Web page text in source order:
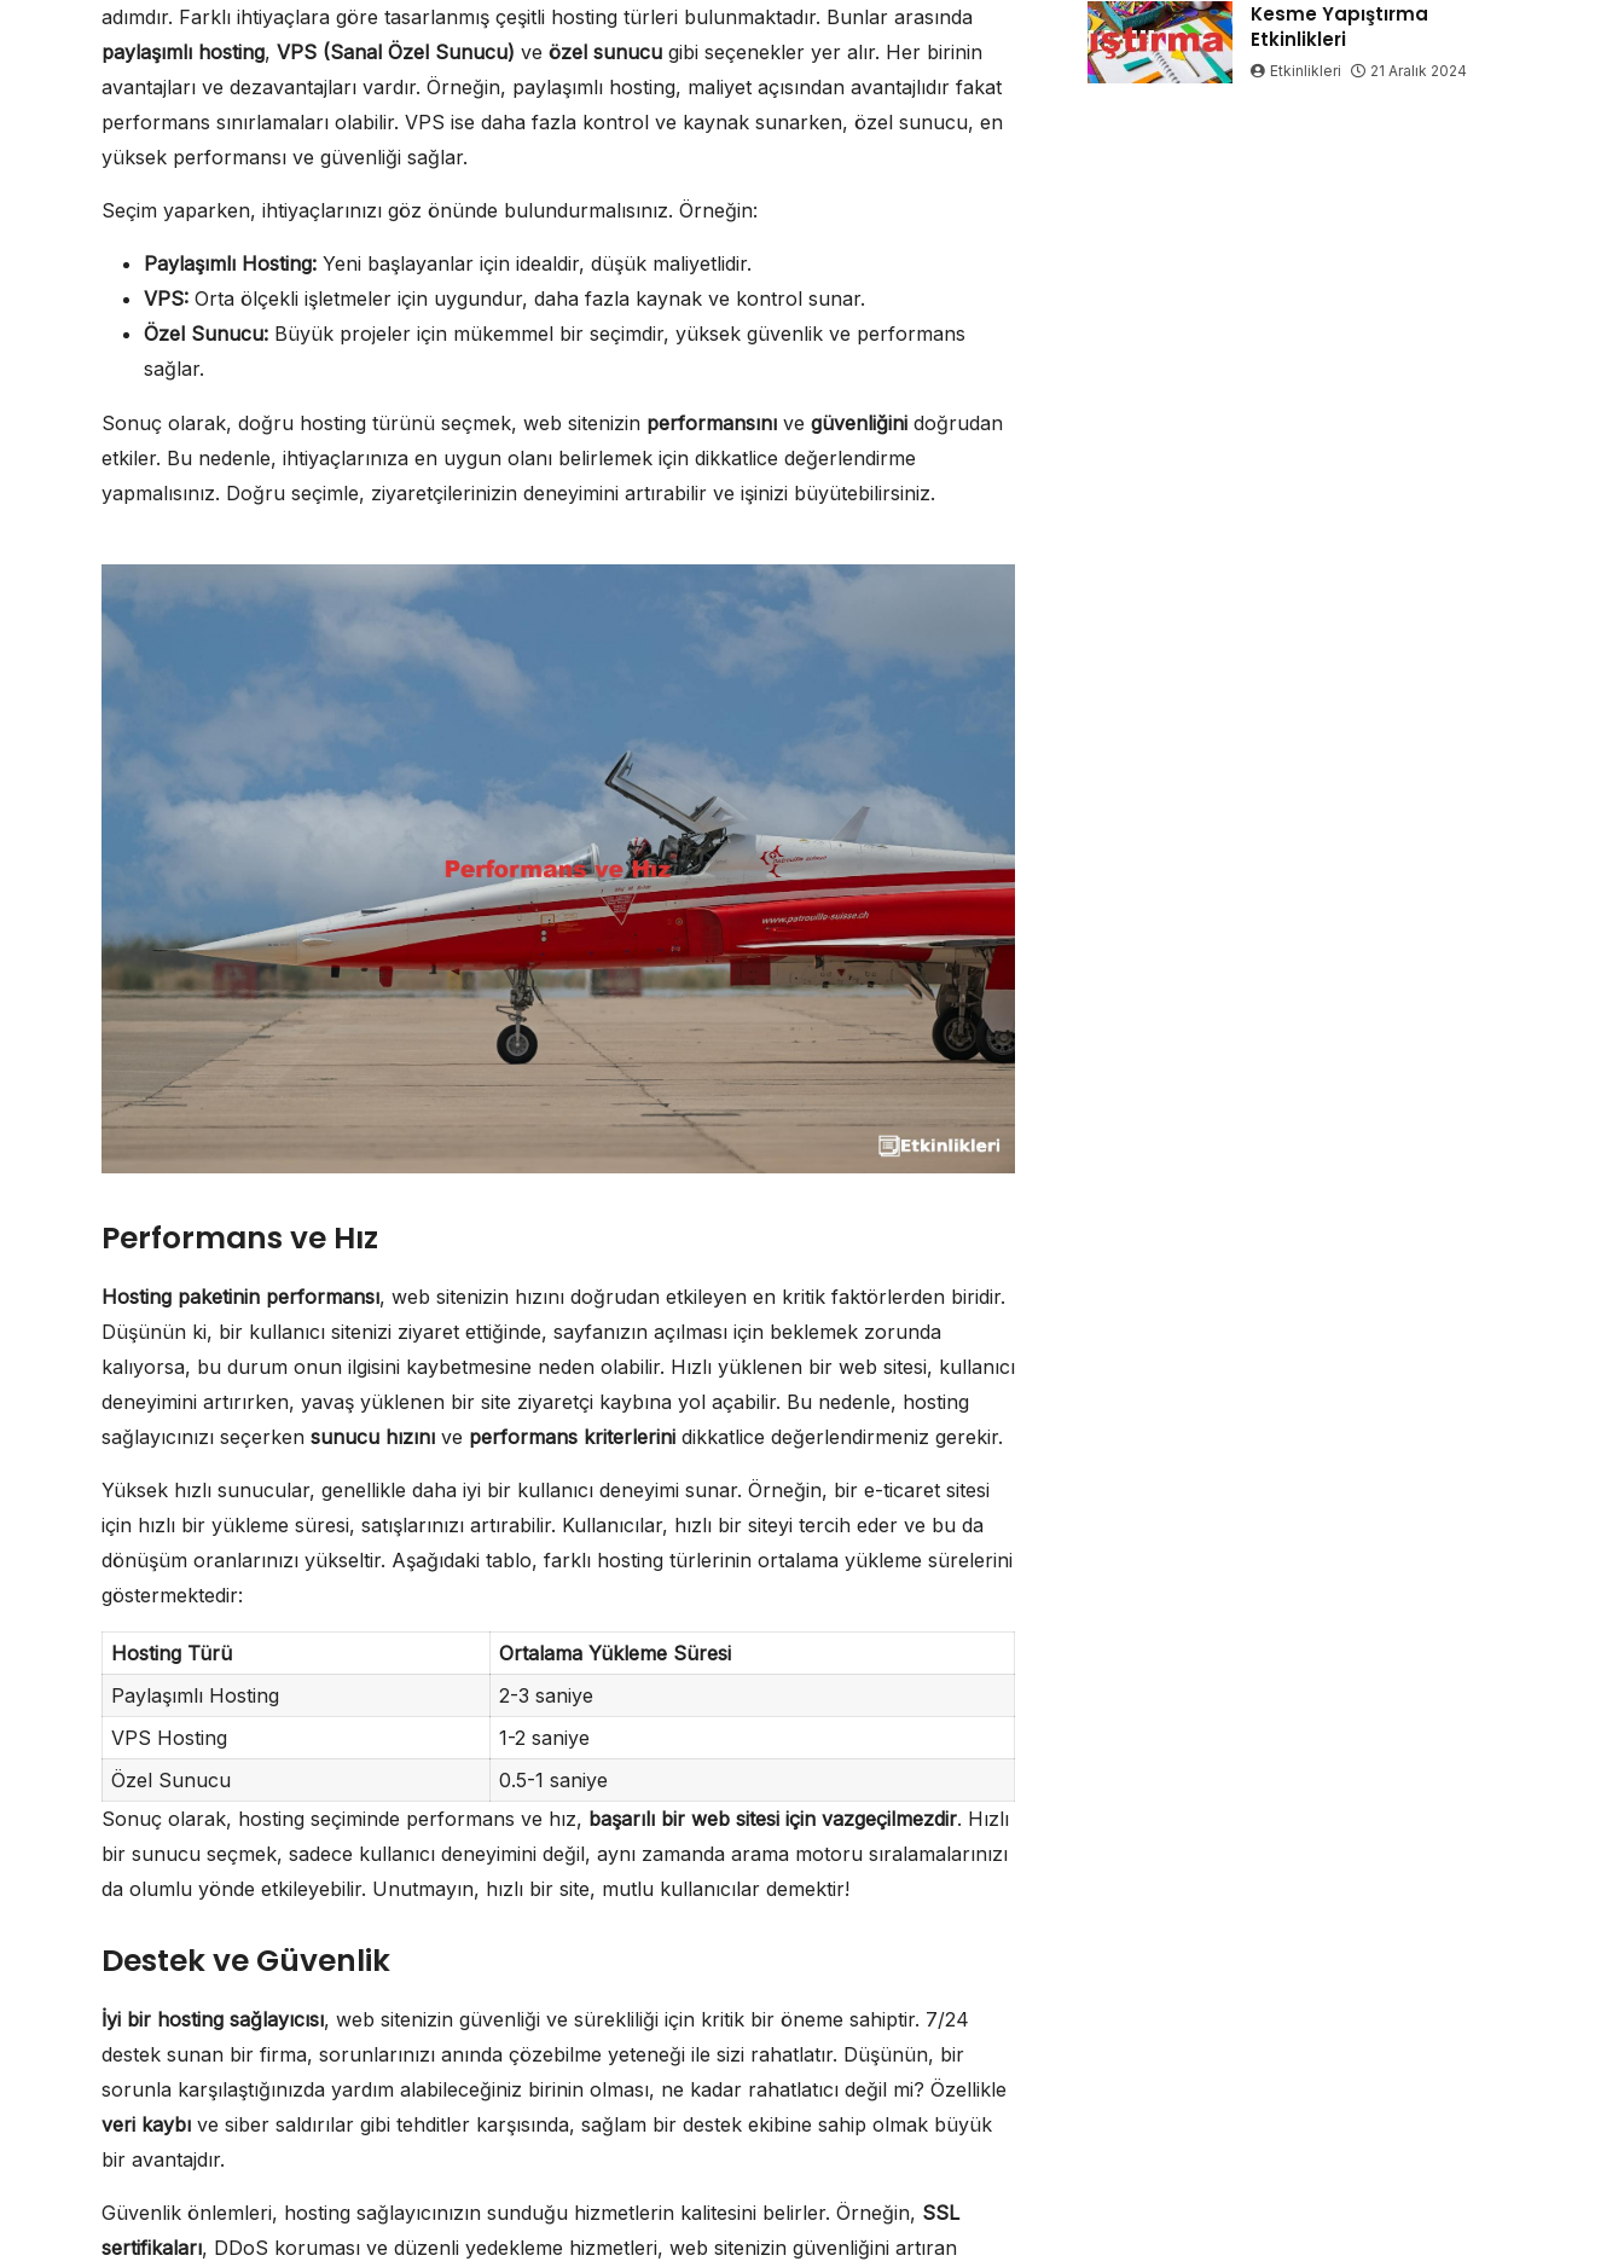
adımdır. Farklı ihtiyaçlara göre tasarlanmış çeşitli hosting türleri bulunmaktadır. Bunlar arasında
paylaşımlı hosting, VPS (Sanal Özel Sunucu) ve özel sunucu gibi seçenekler yer alır. Her birinin
avantajları ve dezavantajları vardır. Örneğin, paylaşımlı hosting, maliyet açısından avantajlıdır fakat
performans sınırlamaları olabilir. VPS ise daha fazla kontrol ve kaynak sunarken, özel sunucu, en
yüksek performansı ve güvenliği sağlar.
Seçim yaparken, ihtiyaçlarınızı göz önünde bulundurmalısınız. Örneğin:
Paylaşımlı Hosting: Yeni başlayanlar için idealdir, düşük maliyetlidir.
VPS: Orta ölçekli işletmeler için uygundur, daha fazla kaynak ve kontrol sunar.
Özel Sunucu: Büyük projeler için mükemmel bir seçimdir, yüksek güvenlik ve performans
sağlar.
Sonuç olarak, doğru hosting türünü seçmek, web sitenizin performansını ve güvenliğini doğrudan
etkiler. Bu nedenle, ihtiyaçlarınıza en uygun olanı belirlemek için dikkatlice değerlendirme
yapmalısınız. Doğru seçimle, ziyaretçilerinizin deneyimini artırabilir ve işinizi büyütebilirsiniz.
Performans ve Hız
Hosting paketinin performansı, web sitenizin hızını doğrudan etkileyen en kritik faktörlerden biridir.
Düşünün ki, bir kullanıcı sitenizi ziyaret ettiğinde, sayfanızın açılması için beklemek zorunda
kalıyorsa, bu durum onun ilgisini kaybetmesine neden olabilir. Hızlı yüklenen bir web sitesi, kullanıcı
deneyimini artırırken, yavaş yüklenen bir site ziyaretçi kaybına yol açabilir. Bu nedenle, hosting
sağlayıcınızı seçerken sunucu hızını ve performans kriterlerini dikkatlice değerlendirmeniz gerekir.
Yüksek hızlı sunucular, genellikle daha iyi bir kullanıcı deneyimi sunar. Örneğin, bir e-ticaret sitesi
için hızlı bir yükleme süresi, satışlarınızı artırabilir. Kullanıcılar, hızlı bir siteyi tercih eder ve bu da
dönüşüm oranlarınızı yükseltir. Aşağıdaki tablo, farklı hosting türlerinin ortalama yükleme sürelerini
göstermektedir:
Hosting Türü
Ortalama Yükleme Süresi
Paylaşımlı Hosting
2-3 saniye
VPS Hosting
1-2 saniye
Özel Sunucu
0.5-1 saniye
Sonuç olarak, hosting seçiminde performans ve hız, başarılı bir web sitesi için vazgeçilmezdir. Hızlı
bir sunucu seçmek, sadece kullanıcı deneyimini değil, aynı zamanda arama motoru sıralamalarınızı
da olumlu yönde etkileyebilir. Unutmayın, hızlı bir site, mutlu kullanıcılar demektir!
Destek ve Güvenlik
İyi bir hosting sağlayıcısı, web sitenizin güvenliği ve sürekliliği için kritik bir öneme sahiptir. 7/24
destek sunan bir firma, sorunlarınızı anında çözebilme yeteneği ile sizi rahatlatır. Düşünün, bir
sorunla karşılaştığınızda yardım alabileceğiniz birinin olması, ne kadar rahatlatıcı değil mi? Özellikle
veri kaybı ve siber saldırılar gibi tehditler karşısında, sağlam bir destek ekibine sahip olmak büyük
bir avantajdır.
Güvenlik önlemleri, hosting sağlayıcınızın sunduğu hizmetlerin kalitesini belirler. Örneğin, SSL
sertifikaları, DDoS koruması ve düzenli yedekleme hizmetleri, web sitenizin güvenliğini artıran
Kesme Yapıştırma
Etkinlikleri
Etkinlikleri 21 Aralık 2024